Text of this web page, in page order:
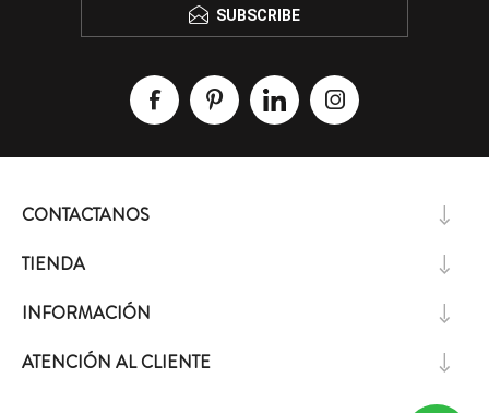
SUBSCRIBE
CONTACTANOS
TIENDA
INFORMACIÓN
ATENCIÓN AL CLIENTE